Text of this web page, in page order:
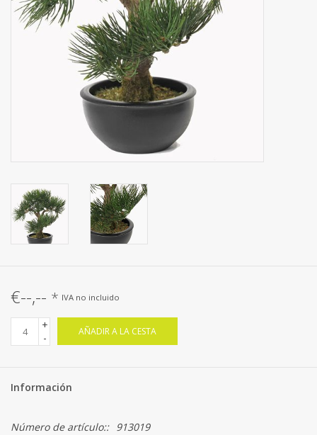
Coronas de flores
€--,-- * IVA no incluido
+
-
AÑADIR A LA CESTA
Información
Número de artículo:: 913019